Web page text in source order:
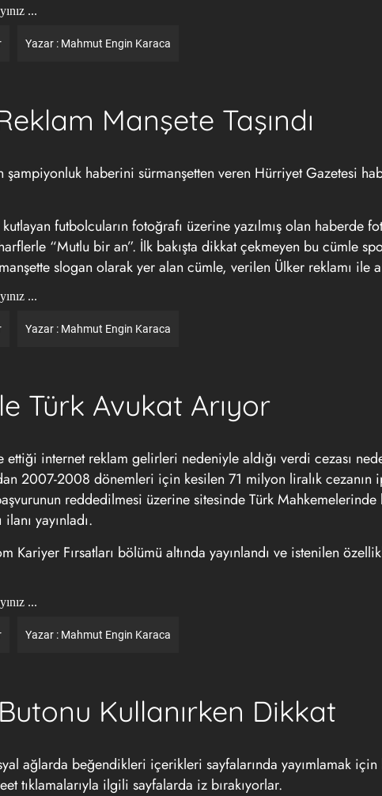
...
Yazar : Mahmut Engin Karaca
Manşete Taşındı
şampiyonluk haberini sürmanşetten veren Hürriyet Gazetesi
futbolcuların fotoğrafı üzerine yazılmış olan haberde
“Mutlu bir an”. İlk bakışta dikkat çekmeyen bu cümle
slogan olarak yer alan cümle, verilen Ülker reklamı ile
...
Yazar : Mahmut Engin Karaca
Türk Avukat Arıyor
ettiği internet reklam gelirleri nedeniyle aldığı verdi cezası
2007-2008 dönemleri için kesilen 71 milyon liralık cezanın
reddedilmesi üzerine sitesinde Türk
ilanı yayınladı.
Kariyer Fırsatları bölümü altında yayınlandı ve istenilen
...
Yazar : Mahmut Engin Karaca
Butonu Kullanırken Dikkat
ağlarda beğendikleri içerikleri sayfalarında yayımlamak için
tıklamalarıyla ilgili sayfalarda iz bırakıyorlar.